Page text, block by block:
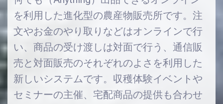
を利用した進化型の農産物販売所です。注
文やお金のやり取りなどはオンラインで行
い、商品の受け渡しは対面で行う、通信販
売と対面販売のそれぞれのよさを利用した
新しいシステムです。収穫体験イベントや
セミナーの主催、宅配商品の提供も合わせ